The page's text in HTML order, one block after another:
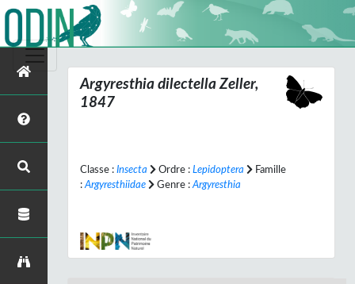
Argyresthia dilectellaZeller,
1847
Classe : Insecta Ordre : Lepidoptera
Famille
: Argyresthiidae Genre : Argyresthia